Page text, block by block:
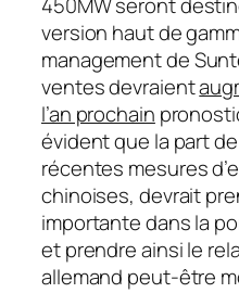
450MW seront
version haut de
management de
ventes devraient
l’an prochain
évident que la part
récentes mesures
chinoises, devrait
importante dans la
et prendre ainsi le
allemand peut-être